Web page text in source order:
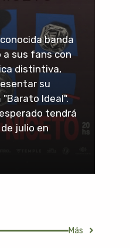
banda
a sus fans con
distintiva,
su
Ideal".
tendrá
julio en
Más